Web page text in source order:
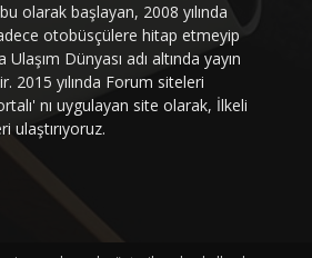
olarak başlayan, 2008 yılında
otobüsçülere hitap etmeyip
Dünyası adı altında yayın
2015 yılında Forum siteleri
nı uygulayan site olarak, İlkeli
ulaştırıyoruz.